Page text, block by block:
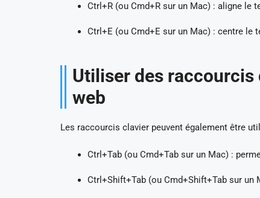
Ctrl+R (ou Cmd+R sur un Mac) : aligne le
Ctrl+E (ou Cmd+E sur un Mac) : centre le
Utiliser des raccourcis
web
Les raccourcis clavier peuvent également être
Ctrl+Tab (ou Cmd+Tab sur un Mac) :
Ctrl+Shift+Tab (ou Cmd+Shift+Tab sur un